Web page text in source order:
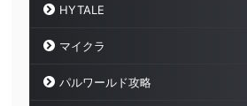
HYTALE
マイクラ
パルワールド攻略